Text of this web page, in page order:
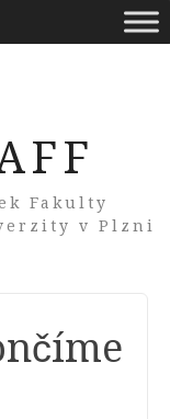
Fakulty
v Plzni